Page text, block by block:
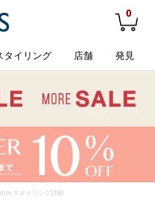
0
タイリング 店舗 発見
スタイリング詳細